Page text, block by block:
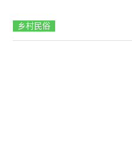
乡村民俗